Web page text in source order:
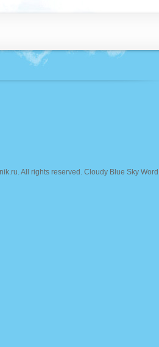
. All rights reserved. Cloudy Blue Sky